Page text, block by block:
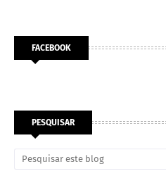
FACEBOOK
PESQUISAR